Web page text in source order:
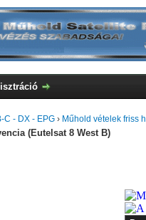
C - DX - EPG › Műhold vételek friss
(Eutelsat 8 West B)